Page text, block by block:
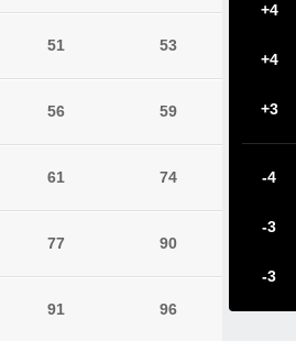
51 53
56 59
61 74
77 90
91 96
+4
+4
+3
-4
-3
-3